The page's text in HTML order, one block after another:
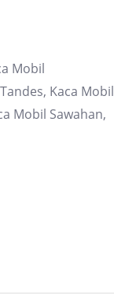
Mobil
Kaca Mobil
Mobil Sawahan,